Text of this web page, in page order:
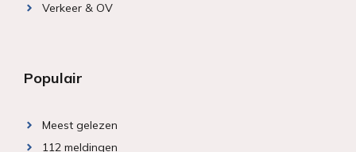
Verkeer & OV
Populair
Meest gelezen
112 meldingen